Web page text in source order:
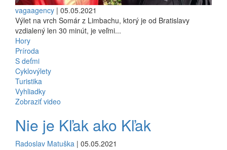
vagaagency | 05.05.2021
Výlet na vrch Somár z Limbachu, ktorý je od Bratislavy
vzdialený len 30 minút, je veľmi...
Hory
Príroda
S deťmi
Cyklovýlety
Turistika
Vyhliadky
Zobraziť video
Nie je Kľak ako Kľak
Radoslav Matuška | 05.05.2021